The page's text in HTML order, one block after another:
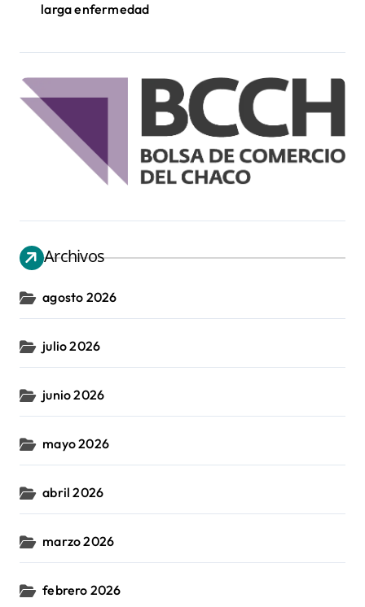
larga enfermedad
Archivos
agosto 2026
julio 2026
junio 2026
mayo 2026
abril 2026
marzo 2026
febrero 2026